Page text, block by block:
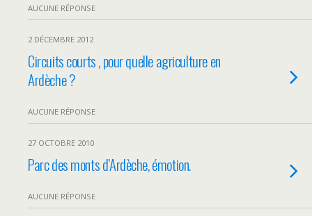
AUCUNE RÉPONSE
2 DÉCEMBRE 2012
Circuits courts , pour quelle agriculture en
Ardèche ?
AUCUNE RÉPONSE
27 OCTOBRE 2010
Parc des monts d’Ardèche, émotion.
AUCUNE RÉPONSE